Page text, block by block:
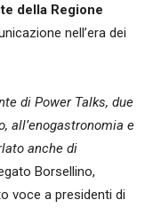
della Regione
nell’era dei
di Power Talks, due
all’enogastronomia e
anche di
Borsellino,
voce a presidenti di